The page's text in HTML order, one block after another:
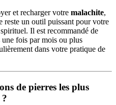
et recharger votre malachite,
reste un outil puissant pour votre
Il est recommandé de
fois par mois ou plus
dans votre pratique de
de pierres les plus